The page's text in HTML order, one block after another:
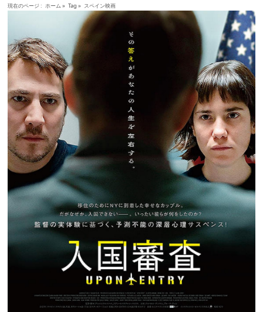
現在のページ : ホーム » Tag » スペイン映画